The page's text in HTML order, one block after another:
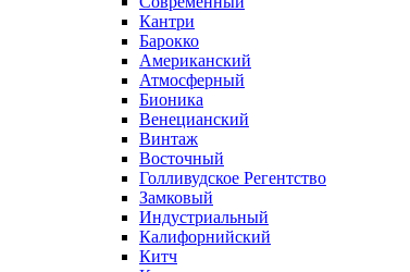
Кантри
Барокко
Американский
Атмосферный
Бионика
Венецианский
Винтаж
Восточный
Голливудское Регентство
Замковый
Индустриальный
Калифорнийский
Китч